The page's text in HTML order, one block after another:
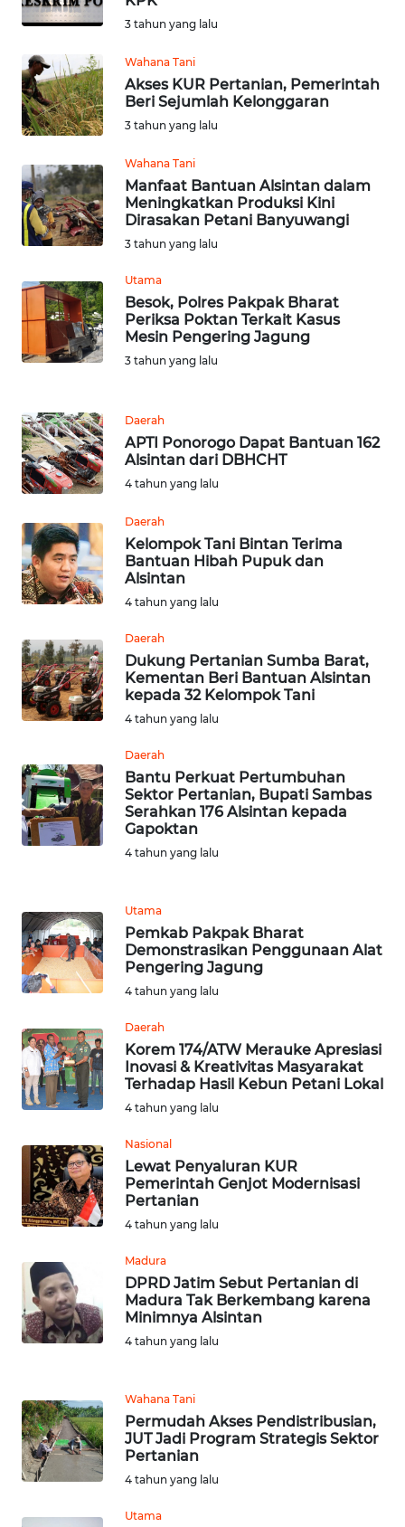
3 tahun yang lalu
Wahana Tani
Akses KUR Pertanian, Pemerintah
Beri Sejumlah Kelonggaran
3 tahun yang lalu
Wahana Tani
Manfaat Bantuan Alsintan dalam
Meningkatkan Produksi Kini
Dirasakan Petani Banyuwangi
3 tahun yang lalu
Utama
Besok, Polres Pakpak Bharat
Periksa Poktan Terkait Kasus
Mesin Pengering Jagung
3 tahun yang lalu
Daerah
APTI Ponorogo Dapat Bantuan 162
Alsintan dari DBHCHT
4 tahun yang lalu
Daerah
Kelompok Tani Bintan Terima
Bantuan Hibah Pupuk dan
Alsintan
4 tahun yang lalu
Daerah
Dukung Pertanian Sumba Barat,
Kementan Beri Bantuan Alsintan
kepada 32 Kelompok Tani
4 tahun yang lalu
Daerah
Bantu Perkuat Pertumbuhan
Sektor Pertanian, Bupati Sambas
Serahkan 176 Alsintan kepada
Gapoktan
4 tahun yang lalu
Utama
Pemkab Pakpak Bharat
Demonstrasikan Penggunaan Alat
Pengering Jagung
4 tahun yang lalu
Daerah
Korem 174/ATW Merauke Apresiasi
Inovasi & Kreativitas Masyarakat
Terhadap Hasil Kebun Petani Lokal
4 tahun yang lalu
Nasional
Lewat Penyaluran KUR
Pemerintah Genjot Modernisasi
Pertanian
4 tahun yang lalu
Madura
DPRD Jatim Sebut Pertanian di
Madura Tak Berkembang karena
Minimnya Alsintan
4 tahun yang lalu
Wahana Tani
Permudah Akses Pendistribusian,
JUT Jadi Program Strategis Sektor
Pertanian
4 tahun yang lalu
Utama
KALTENG
WN
KALTARA
WN
KALSEL
WN
WN
SULSEL
WN
SULUT
MALUKU
WN
MALUT
WN
DAIRI
WN
WN
NIAS
WN
TAPANULI
SELATAN
TANJUNG
LESUNG
WN
WN
SIMALUNGUN
WN
TAPANULI
TENGAH
SERDANG
WN
TEBING